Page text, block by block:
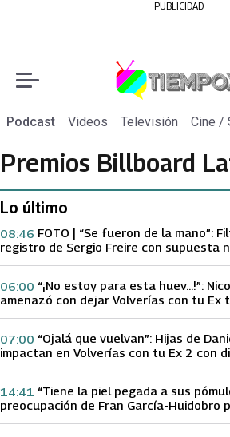
PUBLICIDAD
Podcast Videos Televisión Cine /
Premios Billboard
Lo último
FOTO | “Se fueron de la mano”:
registro de Sergio Freire con supuesta
08:46
“¡No estoy para esta huev…!”:
amenazó con dejar Volverías con tu Ex
06:00
“Ojalá que vuelvan”: Hijas de
impactan en Volverías con tu Ex 2 con
07:00
“Tiene la piel pegada a sus
preocupación de Fran García-Huidobro
14:41